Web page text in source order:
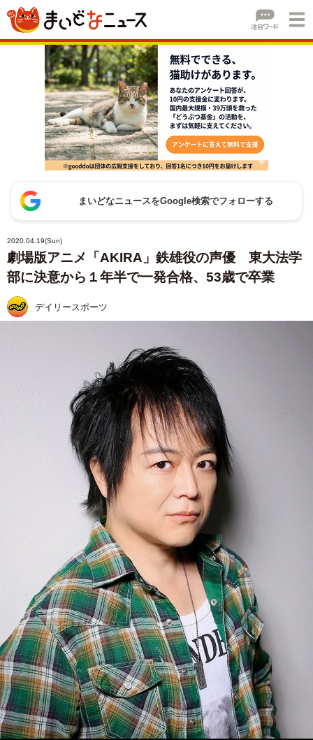
まいどなニュースをGoogle検索でフォローする
2020.04.19(Sun)
劇場版アニメ「AKIRA」鉄雄役の声優 東大法学
部に決意から１年半で一発合格、53歳で卒業
デイリースポーツ